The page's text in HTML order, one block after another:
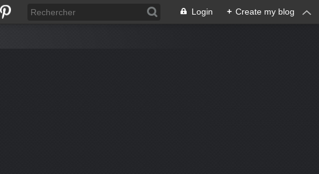
Login + Create my blog